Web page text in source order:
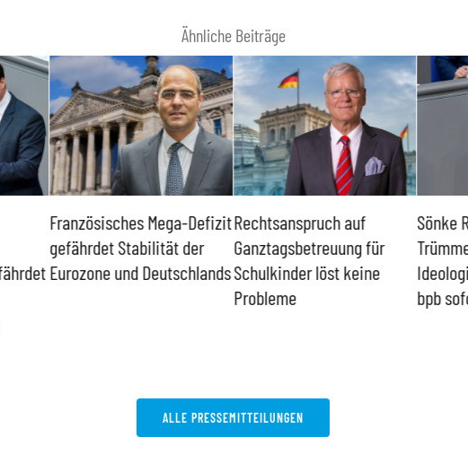
Ähnliche Beiträge
Französisches Mega-Defizit
gefährdet Stabilität der
Eurozone und Deutschlands
Rechtsanspruch auf
Ganztagsbetreuung für
Schulkinder löst keine
Probleme
Sönke
bpb
ALLE PRESSEMITTEILUNGEN